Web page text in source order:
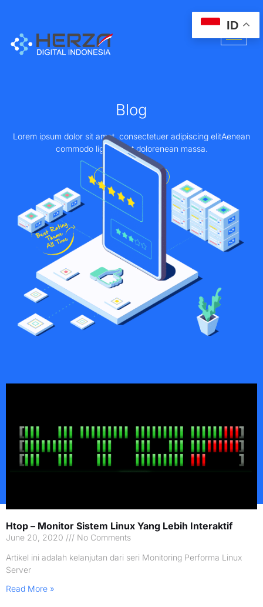
Blog
Lorem ipsum dolor sit amet, consectetuer adipiscing elitAenean
commodo ligula eget dolorenean massa.
Home - About
Htop – Monitor Sistem Linux Yang Lebih Interaktif
June 20, 2020
No Comments
Artikel ini adalah kelanjutan dari seri Monitoring Performa Linux
Server
Read More »
ID